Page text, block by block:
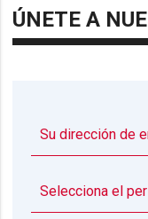
ÚNETE A